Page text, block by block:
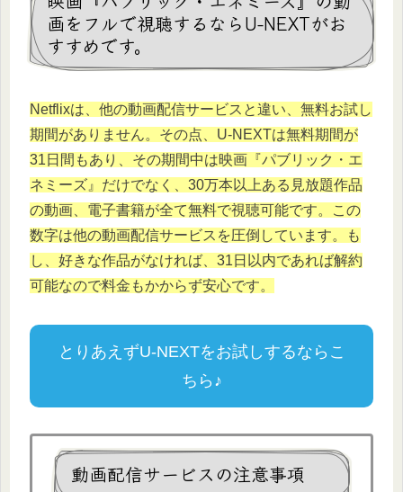
画をフルで視聴するならU-NEXTがお
すすめです。
Netflixは、他の動画配信サービスと違い、無料お試し
期間がありません。その点、U-NEXTは無料期間が
31日間もあり、その期間中は映画『パブリック・エ
ネミーズ』だけでなく、30万本以上ある見放題作品
の動画、電子書籍が全て無料で視聴可能です。この
数字は他の動画配信サービスを圧倒しています。も
し、好きな作品がなければ、31日以内であれば解約
可能なので料金もかからず安心です。
とりあえずU-NEXTをお試しするならこ
ちら♪
動画配信サービスの注意事項